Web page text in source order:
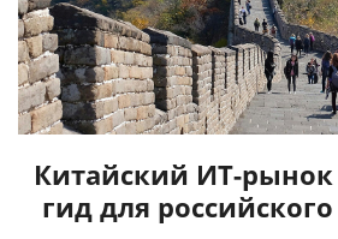
Китайский ИТ-рынок
гид для